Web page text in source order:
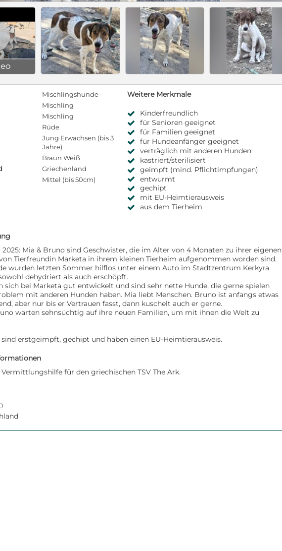
Mischlingshunde
Mischling
Mischling
Rüde
Jung Erwachsen (bis 3
Jahre)
Braun Weiß
Griechenland
Mittel (bis 50cm)
Weitere Merkmale
Kinderfreundlich
für Senioren geeignet
für Familien geeignet
für Hundeanfänger geeignet
verträglich mit anderen Hunden
kastriert/sterilisiert
geimpft (mind. Pflichtimpfungen)
entwurmt
gechipt
mit EU-Heimtierausweis
aus dem Tierheim
Mia & Bruno sind Geschwister, die im Alter von 4 Monaten zu ihrer eigenen
Tierfreundin Marketa in ihrem kleinen Tierheim aufgenommen worden sind.
wurden letzten Sommer hilflos unter einem Auto im Stadtzentrum Kerkyra
dehydriert als auch erschöpft.
sich bei Marketa gut entwickelt und sind sehr nette Hunde, die gerne spielen
mit anderen Hunden haben. Mia liebt Menschen. Bruno ist anfangs etwas
aber nur bis er Vertrauen fasst, dann kuschelt auch er gerne.
warten sehnsüchtig auf ihre neuen Familien, um mit ihnen die Welt zu
erstgeimpft, gechipt und haben einen EU-Heimtierausweis.
für den griechischen TSV The Ark.